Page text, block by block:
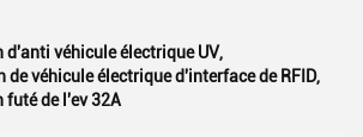
d'anti véhicule électrique UV,
de véhicule électrique d'interface de RFID,
futé de l'ev 32A